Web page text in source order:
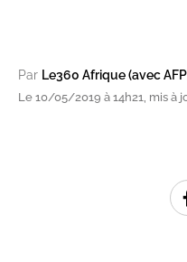
Par Le360 Afrique (avec
Le 10/05/2019 à 14h21, mis à